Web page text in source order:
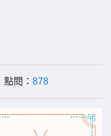
閱： 878